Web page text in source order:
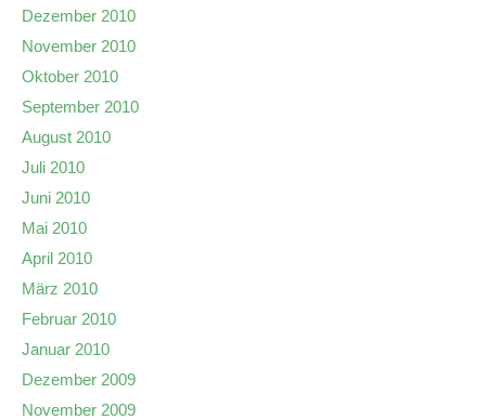
Dezember 2010
November 2010
Oktober 2010
September 2010
August 2010
Juli 2010
Juni 2010
Mai 2010
April 2010
März 2010
Februar 2010
Januar 2010
Dezember 2009
November 2009